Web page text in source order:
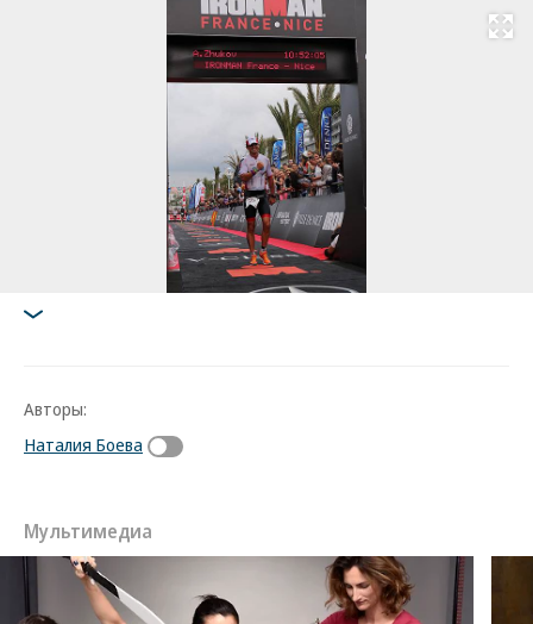
Развернуть
Авторы:
Наталия Боева
Мультимедиа